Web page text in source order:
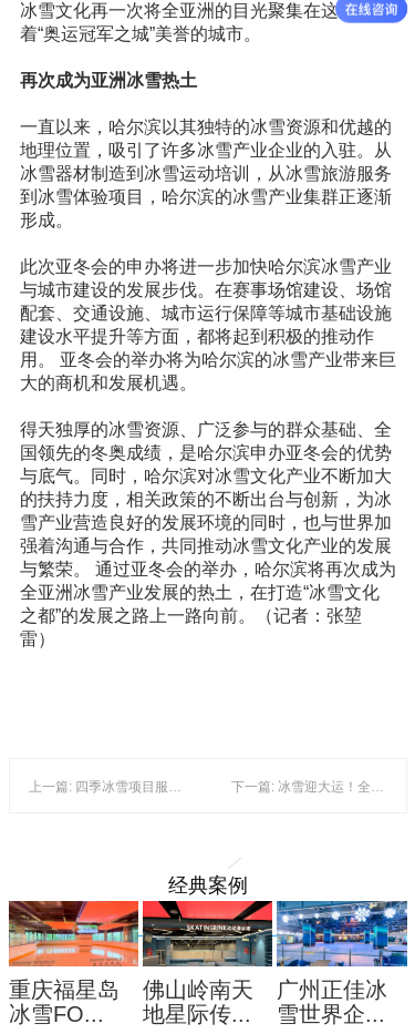
冰雪文化再一次将全亚洲的目光聚集在这座有
着“奥运冠军之城”美誉的城市。
再次成为亚洲冰雪热土
一直以来，哈尔滨以其独特的冰雪资源和优越的
地理位置，吸引了许多冰雪产业企业的入驻。从
冰雪器材制造到冰雪运动培训，从冰雪旅游服务
到冰雪体验项目，哈尔滨的冰雪产业集群正逐渐
形成。
此次亚冬会的申办将进一步加快哈尔滨冰雪产业
与城市建设的发展步伐。在赛事场馆建设、场馆
配套、交通设施、城市运行保障等城市基础设施
建设水平提升等方面，都将起到积极的推动作
用。 亚冬会的举办将为哈尔滨的冰雪产业带来巨
大的商机和发展机遇。
得天独厚的冰雪资源、广泛参与的群众基础、全
国领先的冬奥成绩，是哈尔滨申办亚冬会的优势
与底气。同时，哈尔滨对冰雪文化产业不断加大
的扶持力度，相关政策的不断出台与创新，为冰
雪产业营造良好的发展环境的同时，也与世界加
强着沟通与合作，共同推动冰雪文化产业的发展
与繁荣。 通过亚冬会的举办，哈尔滨将再次成为
全亚洲冰雪产业发展的热土，在打造“冰雪文化
之都”的发展之路上一路向前。（记者：张堃
雷）
上一篇: 四季冰雪项目服务中心助力浙江群众冰雪运动 下一篇: 冰雪迎大运！全国300余名选手集结角逐滑雪公开赛
经典案例
重庆福星岛
冰雪FO...
佛山岭南天
地星际传...
广州正佳冰
雪世界企...